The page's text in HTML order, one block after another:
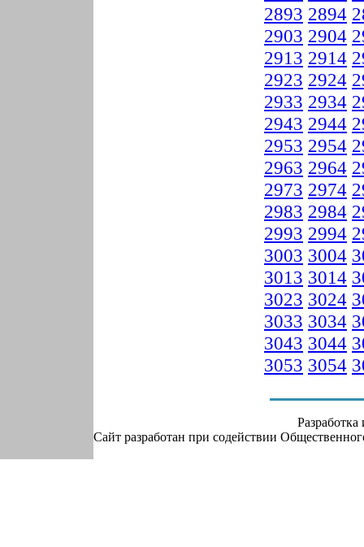
2893 2894
2903 2904
2913 2914
2923 2924
2933 2934
2943 2944
2953 2954
2963 2964
2973 2974
2983 2984
2993 2994
3003 3004
3013 3014
3023 3024
3033 3034
3043 3044
3053 3054
Сайт разработан при содействии